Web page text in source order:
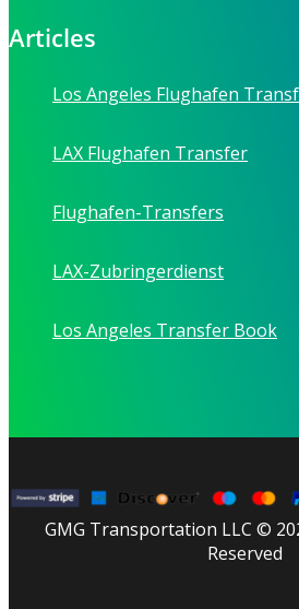
Articles
Los Angeles Flughafen
LAX Flughafen Transfer
Flughafen-Transfers
LAX-Zubringerdienst
Los Angeles Transfer Book
GMG Transportation LLC ©
Reserved